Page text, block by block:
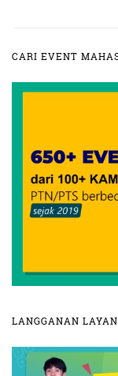
CARI EVENT
LANGGANAN